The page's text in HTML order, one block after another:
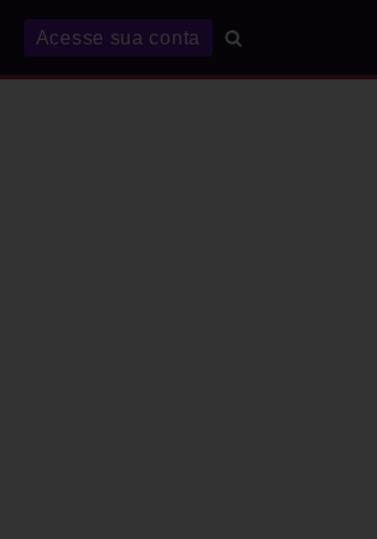
Acesse sua conta